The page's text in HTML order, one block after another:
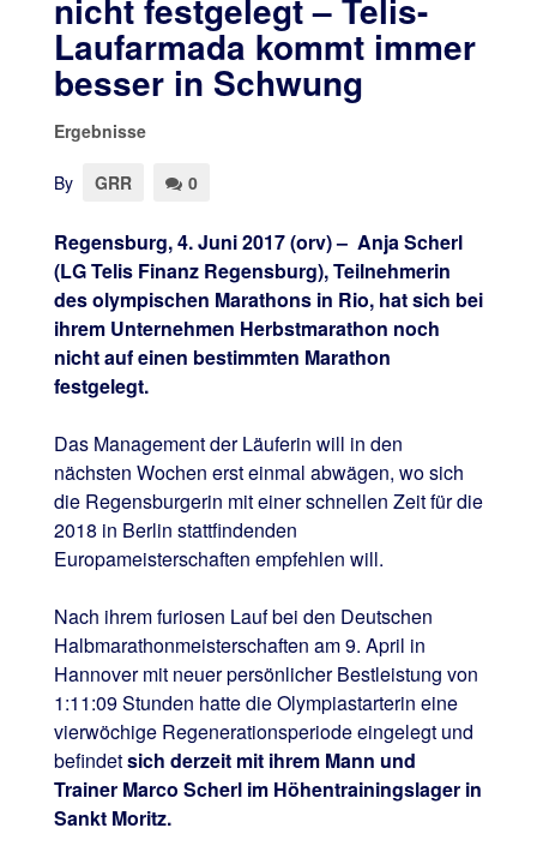
nicht festgelegt – Telis-
Laufarmada kommt immer
besser in Schwung
Ergebnisse
By GRR 0
Regensburg, 4. Juni 2017 (orv) – Anja Scherl
(LG Telis Finanz Regensburg), Teilnehmerin
des olympischen Marathons in Rio, hat sich bei
ihrem Unternehmen Herbstmarathon noch
nicht auf einen bestimmten Marathon
festgelegt.
Das Management der Läuferin will in den
nächsten Wochen erst einmal abwägen, wo sich
die Regensburgerin mit einer schnellen Zeit für die
2018 in Berlin stattfindenden
Europameisterschaften empfehlen will.
Nach ihrem furiosen Lauf bei den Deutschen
Halbmarathonmeisterschaften am 9. April in
Hannover mit neuer persönlicher Bestleistung von
1:11:09 Stunden hatte die Olympiastarterin eine
vierwöchige Regenerationsperiode eingelegt und
befindetsich derzeit mit ihrem Mann und
Trainer Marco Scherl im Höhentrainingslager in
Sankt Moritz.